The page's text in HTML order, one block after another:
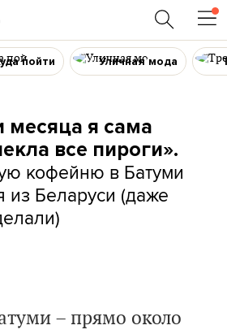
пойти Уличная мода
месяца я сама
все пироги».
кофейню в Батуми
из Беларуси (даже
– прямо около